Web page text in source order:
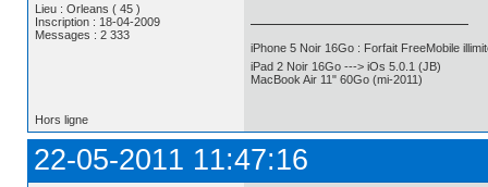
Lieu : Orleans ( 45 )
Inscription : 18-04-2009
Messages : 2 333
iPhone 5 Noir 16Go : Forfait FreeMobile
iPad 2 Noir 16Go ---> iOs 5.0.1 (JB)
MacBook Air 11" 60Go (mi-2011)
Hors ligne
22-05-2011 11:47:16